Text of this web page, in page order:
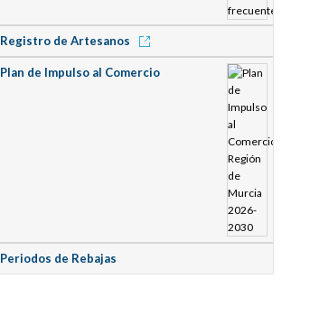
Registro de Artesanos
Plan de Impulso al Comercio
Periodos de Rebajas